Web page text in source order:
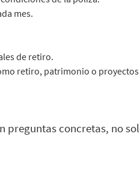
mes.
de retiro.
retiro, patrimonio o
concretas, no